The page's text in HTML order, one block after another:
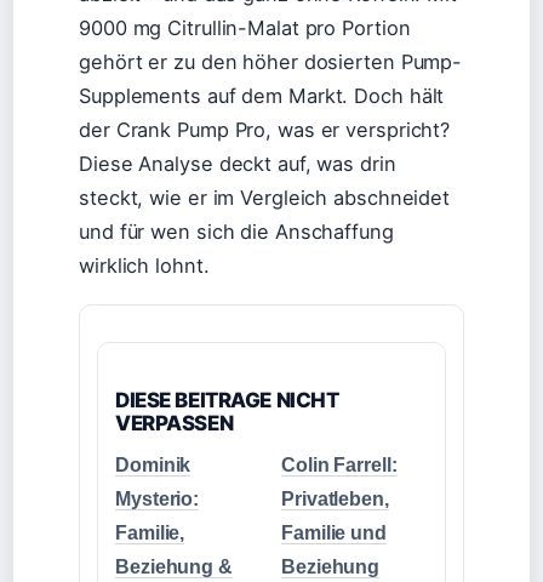
9000 mg Citrullin-Malat pro Portion
gehört er zu den höher dosierten Pump-
Supplements auf dem Markt. Doch hält
der Crank Pump Pro, was er verspricht?
Diese Analyse deckt auf, was drin
steckt, wie er im Vergleich abschneidet
und für wen sich die Anschaffung
wirklich lohnt.
DIESE BEITRAGE NICHT
VERPASSEN
Dominik
Mysterio:
Familie,
Beziehung &
Colin Farrell:
Privatleben,
Familie und
Beziehung